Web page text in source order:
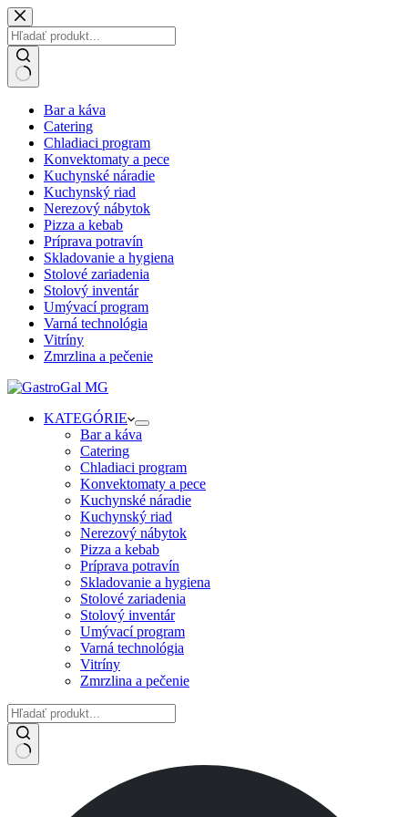
Skip
to
content
results Bar a káva
Catering
Chladiaci program
Konvektomaty a pece
Kuchynské náradie
Kuchynský riad
Nerezový nábytok
Pizza a kebab
Príprava potravín
Skladovanie a hygiena
Stolové zariadenia
Stolový inventár
Umývací program
Varná technológia
Vitríny
Zmrzlina a pečenie
KATEGÓRIE
Bar a káva
Catering
Chladiaci program
Konvektomaty a pece
Kuchynské náradie
Kuchynský riad
Nerezový nábytok
Pizza a kebab
Príprava potravín
Skladovanie a hygiena
Stolové zariadenia
Stolový inventár
Umývací program
Varná technológia
Vitríny
Zmrzlina a pečenie